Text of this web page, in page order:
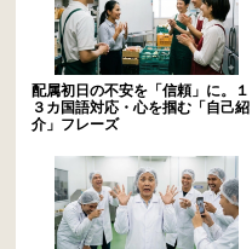
配属初日の不安を「信頼」に。１
３カ国語対応・心を掴む「自己紹
介」フレーズ